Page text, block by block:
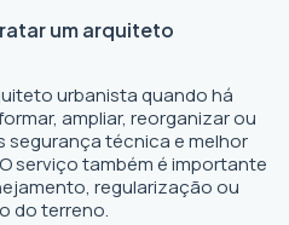
um arquiteto
urbanista quando há
ampliar, reorganizar ou
segurança técnica e melhor
serviço também é importante
regularização ou
do terreno.